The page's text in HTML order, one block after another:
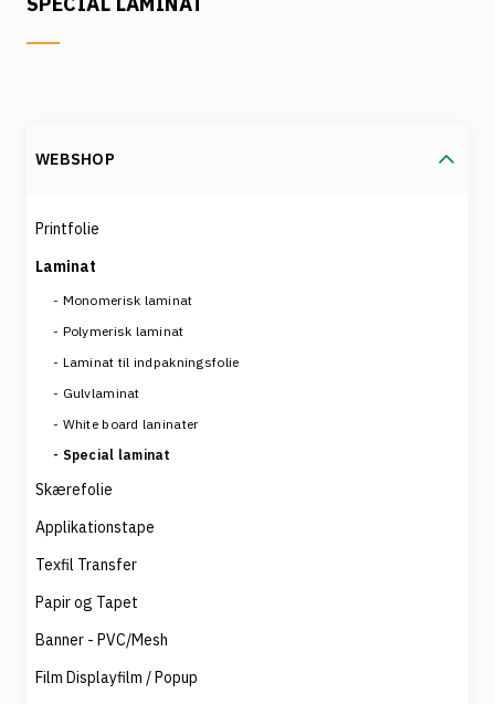
WEBSHOP
Printfolie
Laminat
Monomerisk laminat
Polymerisk laminat
Laminat til indpakningsfolie
Gulvlaminat
White board laninater
Special laminat
Skærefolie
Applikationstape
Texfil Transfer
Papir og Tapet
Banner - PVC/Mesh
Film Displayfilm / Popup